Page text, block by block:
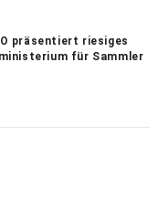
präsentiert riesiges
für Sammler